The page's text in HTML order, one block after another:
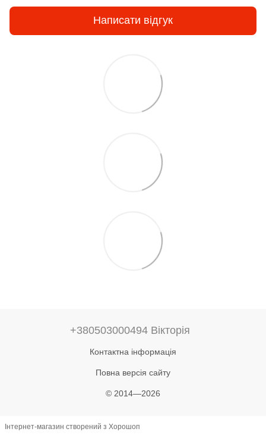
Написати відгук
+380503000494 Вікторія
Контактна інформація
Повна версія сайту
© 2014—2026
Інтернет-магазин створений з Хорошоп